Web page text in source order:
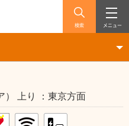
検索 メニュー
） 上り ：東京方面